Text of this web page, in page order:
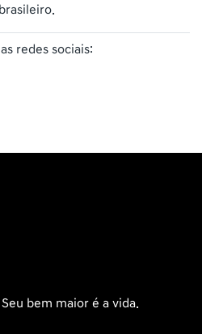
redes sociais:
bem maior é a vida.